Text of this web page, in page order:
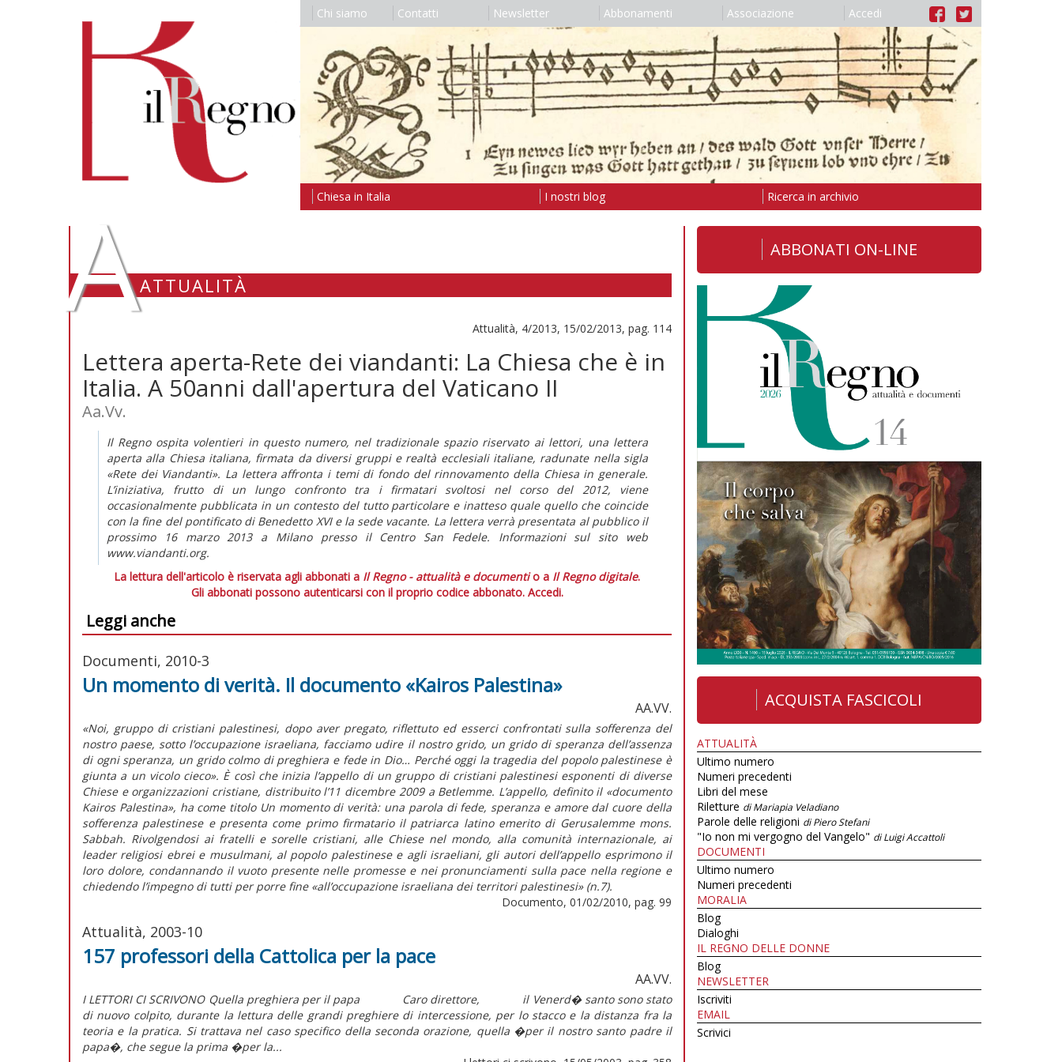
Chi siamo Contatti Newsletter Abbonamenti Associazione Accedi
Chiesa in Italia I nostri blog Ricerca in archivio
AATTUALITÀ
Attualità, 4/2013, 15/02/2013, pag. 114
Lettera aperta-Rete dei viandanti: La Chiesa che è in
Italia. A 50anni dall'apertura del Vaticano II
Aa.Vv.
Il Regno ospita volentieri in questo numero, nel tradizionale spazio riservato ai lettori, una lettera
aperta alla Chiesa italiana, firmata da diversi gruppi e realtà ecclesiali italiane, radunate nella sigla
«Rete dei Viandanti». La lettera affronta i temi di fondo del rinnovamento della Chiesa in generale.
L’iniziativa, frutto di un lungo confronto tra i firmatari svoltosi nel corso del 2012, viene
occasionalmente pubblicata in un contesto del tutto particolare e inatteso quale quello che coincide
con la fine del pontificato di Benedetto XVI e la sede vacante. La lettera verrà presentata al pubblico il
prossimo 16 marzo 2013 a Milano presso il Centro San Fedele. Informazioni sul sito web
www.viandanti.org.
La lettura dell'articolo è riservata agli abbonati a Il Regno - attualità e documentio a Il Regno digitale.
Gli abbonati possono autenticarsi con il proprio codice abbonato. Accedi.
Leggi anche
Documenti, 2010-3
Un momento di verità. Il documento «Kairos Palestina»
AA.VV.
«Noi, gruppo di cristiani palestinesi, dopo aver pregato, riflettuto ed esserci confrontati sulla sofferenza del
nostro paese, sotto l’occupazione israeliana, facciamo udire il nostro grido, un grido di speranza dell’assenza
di ogni speranza, un grido colmo di preghiera e fede in Dio… Perché oggi la tragedia del popolo palestinese è
giunta a un vicolo cieco». È così che inizia l’appello di un gruppo di cristiani palestinesi esponenti di diverse
Chiese e organizzazioni cristiane, distribuito l’11 dicembre 2009 a Betlemme. L’appello, definito il «documento
Kairos Palestina», ha come titolo Un momento di verità: una parola di fede, speranza e amore dal cuore della
sofferenza palestinese e presenta come primo firmatario il patriarca latino emerito di Gerusalemme mons.
Sabbah. Rivolgendosi ai fratelli e sorelle cristiani, alle Chiese nel mondo, alla comunità internazionale, ai
leader religiosi ebrei e musulmani, al popolo palestinese e agli israeliani, gli autori dell’appello esprimono il
loro dolore, condannando il vuoto presente nelle promesse e nei pronunciamenti sulla pace nella regione e
chiedendo l’impegno di tutti per porre fine «all’occupazione israeliana dei territori palestinesi» (n.7).
Documento, 01/02/2010, pag. 99
Attualità, 2003-10
157 professori della Cattolica per la pace
AA.VV.
I LETTORI CI SCRIVONO Quella preghiera per il papa Caro direttore, il Venerd� santo sono stato
di nuovo colpito, durante la lettura delle grandi preghiere di intercessione, per lo stacco e la distanza fra la
teoria e la pratica. Si trattava nel caso specifico della seconda orazione, quella �per il nostro santo padre il
papa�, che segue la prima �per la...
ABBONATI ON-LINE
ACQUISTA FASCICOLI
ATTUALITÀ
Ultimo numero
Numeri precedenti
Libri del mese
Riletture di Mariapia Veladiano
Parole delle religioni di Piero Stefani
"Io non mi vergogno del Vangelo" di Luigi Accattoli
DOCUMENTI
Ultimo numero
Numeri precedenti
MORALIA
Blog
Dialoghi
IL REGNO DELLE DONNE
Blog
NEWSLETTER
Iscriviti
EMAIL
Scrivici